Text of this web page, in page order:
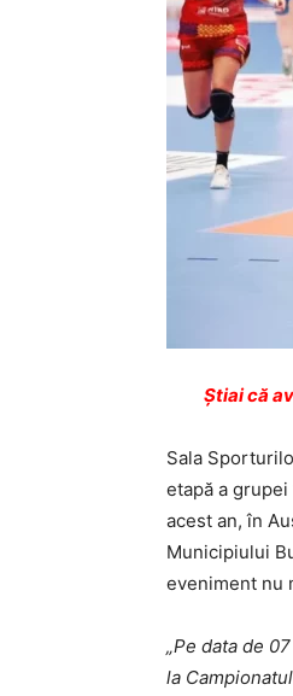
Ştiai că
Sala
etapă a
acest an, în
Municipiului
eveniment nu
„Pe data de
la